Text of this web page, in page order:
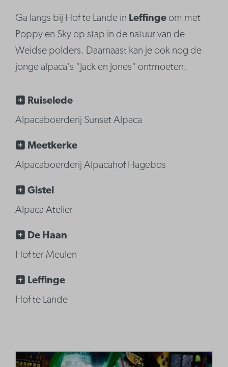
Ga langs bij Hof te Lande in Leffinge om met
Poppy en Sky op stap in de natuur van de
Weidse polders. Daarnaast kan je ook nog de
jonge alpaca's "Jack en Jones" ontmoeten.
Ruiselede
Alpacaboerderij Sunset Alpaca
Meetkerke
Alpacaboerderij Alpacahof Hagebos
Gistel
Alpaca Atelier
De Haan
Hof ter Meulen
Leffinge
Hof te Lande